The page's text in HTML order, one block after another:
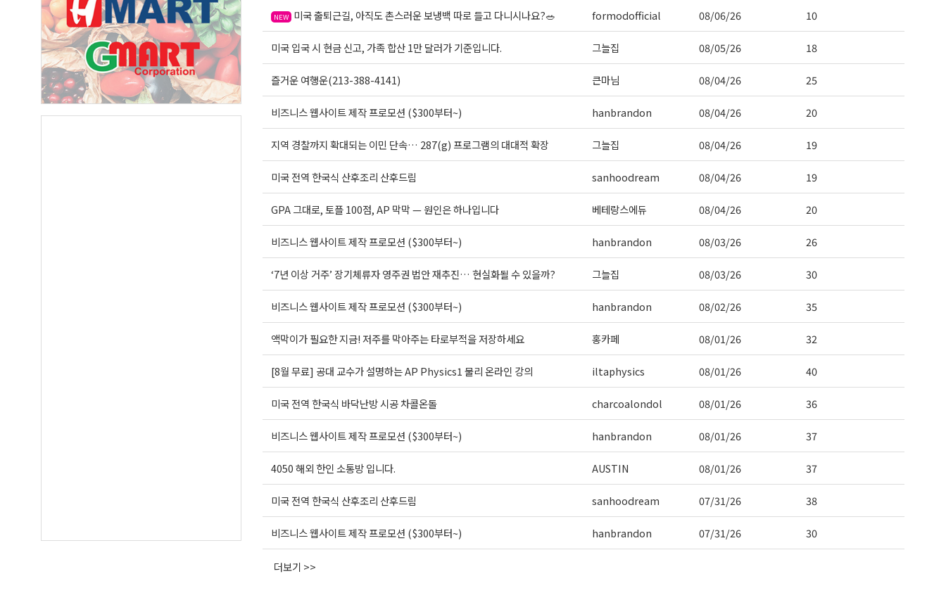
NEW 미국 출퇴근길, 아직도 촌스러운 보냉백 따로 들고 다니시나요?🥗 formodofficial 08/06/26 10
미국 입국 시 현금 신고, 가족 합산 1만 달러가 기준입니다. 그늘집 08/05/26 18
즐거운 여행운(213-388-4141) 큰마님 08/04/26 25
비즈니스 웹사이트 제작 프로모션 ($300부터~) hanbrandon 08/04/26 20
지역 경찰까지 확대되는 이민 단속… 287(g) 프로그램의 대대적 확장 그늘집 08/04/26 19
미국 전역 한국식 산후조리 산후드림 sanhoodream 08/04/26 19
GPA 그대로, 토플 100점, AP 막막 — 원인은 하나입니다 베테랑스에듀 08/04/26 20
비즈니스 웹사이트 제작 프로모션 ($300부터~) hanbrandon 08/03/26 26
‘7년 이상 거주’ 장기체류자 영주권 법안 재추진… 현실화될 수 있을까? 그늘집 08/03/26 30
비즈니스 웹사이트 제작 프로모션 ($300부터~) hanbrandon 08/02/26 35
액막이가 필요한 지금! 저주를 막아주는 타로부적을 저장하세요 홍카페 08/01/26 32
[8월 무료] 공대 교수가 설명하는 AP Physics1 물리 온라인 강의 iltaphysics 08/01/26 40
미국 전역 한국식 바닥난방 시공 차콜온돌 charcoalondol 08/01/26 36
비즈니스 웹사이트 제작 프로모션 ($300부터~) hanbrandon 08/01/26 37
4050 해외 한인 소통방 입니다. AUSTIN 08/01/26 37
미국 전역 한국식 산후조리 산후드림 sanhoodream 07/31/26 38
비즈니스 웹사이트 제작 프로모션 ($300부터~) hanbrandon 07/31/26 30
더보기 >>
By submitting this form, you are consenting to receive KCR Media Group from: KCR Media Group, 23416 Hwy 99
Our Privacy Policy.
오레곤K 뉴스레터 구독하기!